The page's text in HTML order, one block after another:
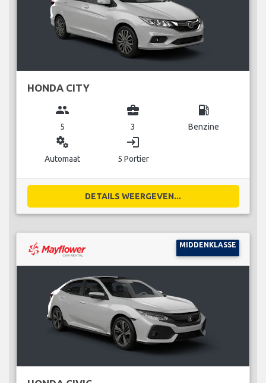
HONDA CITY
group
5
business_center
3
local_gas_station
Benzine
miscellaneous_services
Automaat
login
5 Portier
DETAILS WEERGEVEN...
MIDDENKLASSE